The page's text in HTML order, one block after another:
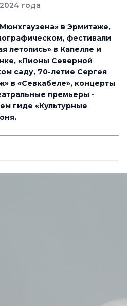
года
в Эрмитаже,
фестивали
летопись» в Капелле и
«Пионы Северной
саду, 70-летие Сергея
в «Севкабеле», концерты
премьеры -
гиде «Культурные